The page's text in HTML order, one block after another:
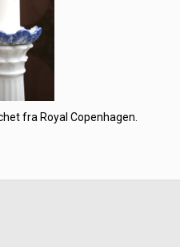
fra Royal Copenhagen.